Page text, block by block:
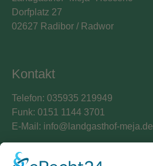
Dorfplatz 27
02627 Radibor / Radwor
Kontakt
Telefon: 035935 219949
Funk: 0151 1144 3701
E-Mail: info@landgasthof-meja.de